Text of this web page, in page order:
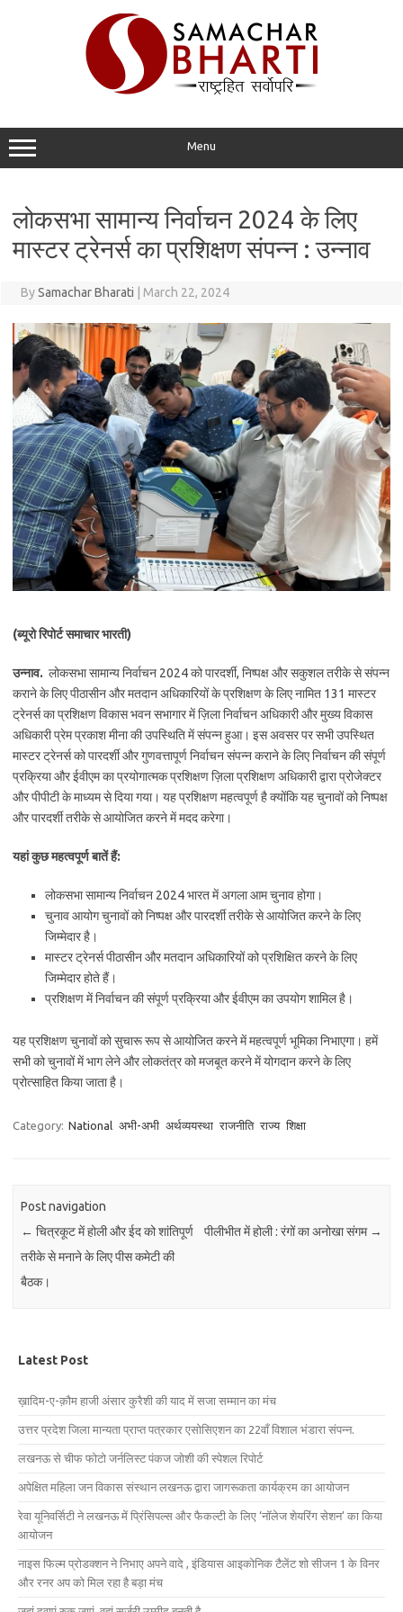
Menu
लोकसभा सामान्य निर्वाचन 2024 के लिए
मास्टर ट्रेनर्स का प्रशिक्षण संपन्न : उन्नाव
BySamachar Bharati March 22, 2024
(ब्यूरो रिपोर्ट समाचार भारती)
उन्नाव. लोकसभा सामान्य निर्वाचन 2024 को पारदर्शी, निष्पक्ष और सकुशल तरीके से संपन्न
कराने के लिए पीठासीन और मतदान अधिकारियों के प्रशिक्षण के लिए नामित 131 मास्टर
ट्रेनर्स का प्रशिक्षण विकास भवन सभागार में ज़िला निर्वाचन अधिकारी और मुख्य विकास
अधिकारी प्रेम प्रकाश मीना की उपस्थिति में संपन्न हुआ। इस अवसर पर सभी उपस्थित
मास्टर ट्रेनर्स को पारदर्शी और गुणवत्तापूर्ण निर्वाचन संपन्न कराने के लिए निर्वाचन की संपूर्ण
प्रक्रिया और ईवीएम का प्रयोगात्मक प्रशिक्षण ज़िला प्रशिक्षण अधिकारी द्वारा प्रोजेक्टर
और पीपीटी के माध्यम से दिया गया। यह प्रशिक्षण महत्वपूर्ण है क्योंकि यह चुनावों को निष्पक्ष
और पारदर्शी तरीके से आयोजित करने में मदद करेगा।
यहां कुछ महत्वपूर्ण बातें हैं:
लोकसभा सामान्य निर्वाचन 2024 भारत में अगला आम चुनाव होगा।
चुनाव आयोग चुनावों को निष्पक्ष और पारदर्शी तरीके से आयोजित करने के लिए
जिम्मेदार है।
मास्टर ट्रेनर्स पीठासीन और मतदान अधिकारियों को प्रशिक्षित करने के लिए
जिम्मेदार होते हैं।
प्रशिक्षण में निर्वाचन की संपूर्ण प्रक्रिया और ईवीएम का उपयोग शामिल है।
यह प्रशिक्षण चुनावों को सुचारू रूप से आयोजित करने में महत्वपूर्ण भूमिका निभाएगा। हमें
सभी को चुनावों में भाग लेने और लोकतंत्र को मजबूत करने में योगदान करने के लिए
प्रोत्साहित किया जाता है।
Category: National अभी-अभी अर्थव्ययस्था राजनीति राज्य शिक्षा
Post navigation
← चित्रकूट में होली और ईद को शांतिपूर्ण
तरीके से मनाने के लिए पीस कमेटी की
बैठक।
पीलीभीत में होली : रंगों का अनोखा संगम →
Latest Post
ख़ादिम-ए-क़ौम हाजी अंसार कुरैशी की याद में सजा सम्मान का मंच
उत्तर प्रदेश जिला मान्यता प्राप्त पत्रकार एसोसिएशन का 22वाँ विशाल भंडारा संपन्न.
लखनऊ से चीफ फोटो जर्नलिस्ट पंकज जोशी की स्पेशल रिपोर्ट
अपेक्षित महिला जन विकास संस्थान लखनऊ द्वारा जागरूकता कार्यक्रम का आयोजन
रेवा यूनिवर्सिटी ने लखनऊ में प्रिंसिपल्स और फैकल्टी के लिए ‘नॉलेज शेयरिंग सेशन’ का किया
आयोजन
नाइस फिल्म प्रोडक्शन ने निभाए अपने वादे , इंडियास आइकोनिक टैलेंट शो सीजन 1 के विनर
और रनर अप को मिल रहा है बड़ा मंच